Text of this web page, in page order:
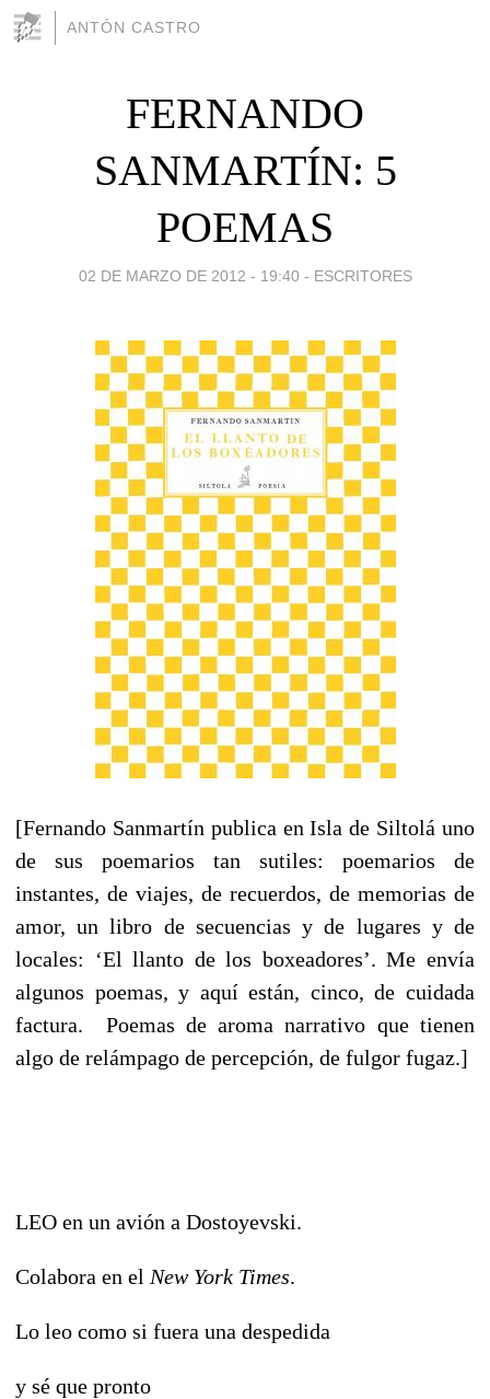
ANTÓN CASTRO
FERNANDO
SANMARTÍN: 5
POEMAS
02 DE MARZO DE 2012 - 19:40 - ESCRITORES
[Fernando Sanmartín publica en Isla de Siltolá uno
de sus poemarios tan sutiles: poemarios de
instantes, de viajes, de recuerdos, de memorias de
amor, un libro de secuencias y de lugares y de
locales: ‘El llanto de los boxeadores’. Me envía
algunos poemas, y aquí están, cinco, de cuidada
factura. Poemas de aroma narrativo que tienen
algo de relámpago de percepción, de fulgor fugaz.]
LEO en un avión a Dostoyevski.
Colabora en el New York Times.
Lo leo como si fuera una despedida
y sé que pronto